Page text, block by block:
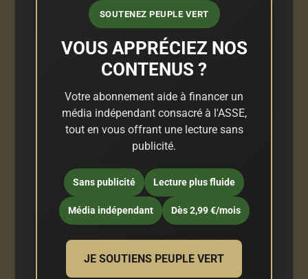
SOUTENEZ PEUPLE VERT
VOUS APPRÉCIEZ NOS
CONTENUS ?
Votre abonnement aide à financer un
média indépendant consacré à l'ASSE,
tout en vous offrant une lecture sans
publicité.
Sans publicité Lecture plus fluide
Média indépendant Dès 2,99 €/mois
JE SOUTIENS PEUPLE VERT